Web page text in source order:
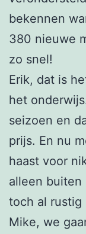
bekennen
380 nieuwe
zo snel!
Erik, dat is
het
seizoen en
prijs. En nu
haast voor
alleen
toch al rustig
Mike, we